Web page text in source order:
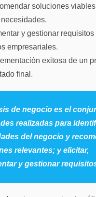
soluciones
y gestionar
empresariales.
exitosa de un
final.
de negocio es el
realizadas para
del negocio y
relevantes; y elicitar,
y gestionar